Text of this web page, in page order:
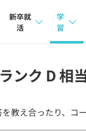
ド
新卒就
活
本選考
学
習
問題集
4択
ンク D 相
教え合ったり、コ